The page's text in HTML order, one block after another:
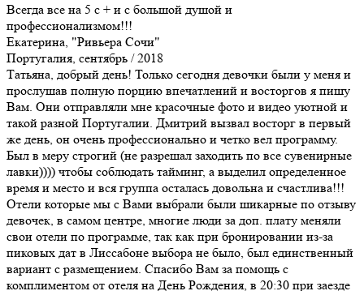
Всегда все на 5 с + и с большой душой и
профессионализмом!!!
Екатерина, "Ривьера Сочи"
Португалия, сентябрь / 2018
Татьяна, добрый день! Только сегодня девочки были у меня и
прослушав полную порцию впечатлений и восторгов я пишу
Вам. Они отправляли мне красочные фото и видео уютной и
такой разной Португалии. Дмитрий вызвал восторг в первый
же день, он очень профессионально и четко вел программу.
Был в меру строгий (не разрешал заходить по все сувенирные
лавки)))) чтобы соблюдать тайминг, а выделил определенное
время и место и вся группа осталась довольна и счастлива!!!
Отели которые мы с Вами выбрали были шикарные по отзыву
девочек, в самом центре, многие люди за доп. плату меняли
свои отели по программе, так как при бронировании из-за
пиковых дат в Лиссабоне выбора не было, был единственный
вариант с размещением. Спасибо Вам за помощь с
комплиментом от отеля на День Рождения, в 20:30 при заезде